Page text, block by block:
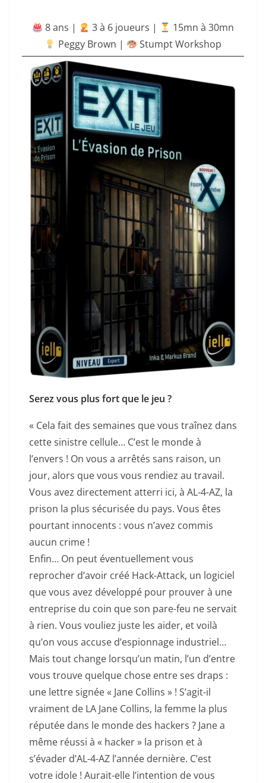
8 ans | ‍ 3 à 6 joueurs |
15mn à 30mn
Peggy Brown |
Stumpt Workshop
Serez vous plus fort que le jeu ?
« Cela fait des semaines que vous traînez dans
cette sinistre cellule… C’est le monde à
l’envers ! On vous a arrêtés sans raison, un
jour, alors que vous vous rendiez au travail.
Vous avez directement atterri ici, à AL-4-AZ, la
prison la plus sécurisée du pays. Vous êtes
pourtant innocents : vous n’avez commis
aucun crime !
Enfin… On peut éventuellement vous
reprocher d’avoir créé Hack-Attack, un logiciel
que vous avez développé pour prouver à une
entreprise du coin que son pare-feu ne servait
à rien. Vous vouliez juste les aider, et voilà
qu’on vous accuse d’espionnage industriel…
Mais tout change lorsqu’un matin, l’un d’entre
vous trouve quelque chose entre ses draps :
une lettre signée « Jane Collins » ! S’agit-il
vraiment de LA Jane Collins, la femme la plus
réputée dans le monde des hackers ? Jane a
même réussi à « hacker » la prison et à
s’évader d’AL-4-AZ l’année dernière. C’est
votre idole ! Aurait-elle l’intention de vous